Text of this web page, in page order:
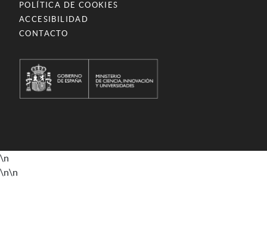
POLÍTICA DE COOKIES
ACCESIBILIDAD
CONTACTO
\n
\n\n